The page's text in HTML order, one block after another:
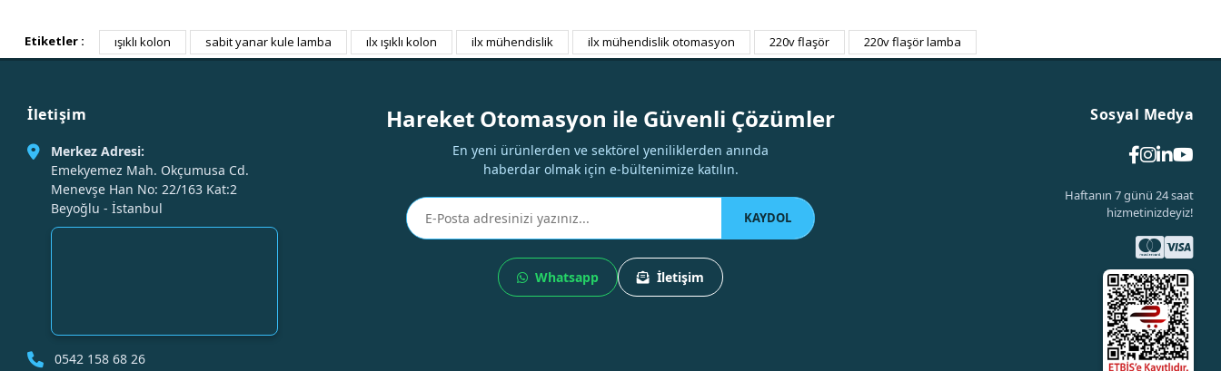
Bu ürüne ilk yorumu siz yapın!
Etiketler : ışıklı kolon sabit yanar kule lamba ılx ışıklı kolon ilx mühendislik ilx mühendislik otomasyon 220v flaşör 220v flaşör lamba
İletişim
Merkez Adresi:
Emekyemez Mah. Okçumusa Cd.
Menevşe Han No: 22/163 Kat:2
Beyoğlu - İstanbul
0542 158 68 26
Hareket Otomasyon ile Güvenli Çözümler
En yeni ürünlerden ve sektörel yeniliklerden anında
haberdar olmak için e-bültenimize katılın.
KAYDOL
Whatsapp İletişim
Sosyal Medya
Haftanın 7 günü 24 saat
hizmetinizdeyiz!